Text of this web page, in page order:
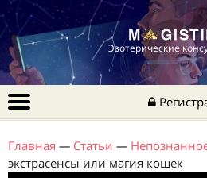
Эзотерические
Главная — Статьи —
экстрасенсы или магия кошек